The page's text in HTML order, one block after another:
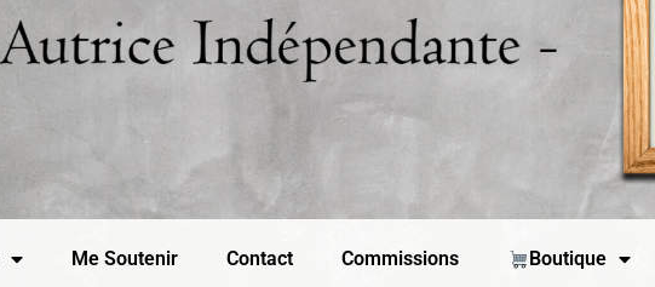
Me Soutenir Contact Commissions Boutique